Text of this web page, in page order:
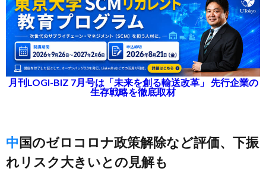
月刊LOGI-BIZ 7月号は「未来を創る輸送改革」 先行企業の
生存戦略を徹底取材
中国のゼロコロナ政策解除など評価、下振
れリスク大きいとの見解も